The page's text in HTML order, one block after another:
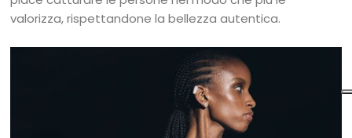
valorizza, rispettandone la bellezza autentica.